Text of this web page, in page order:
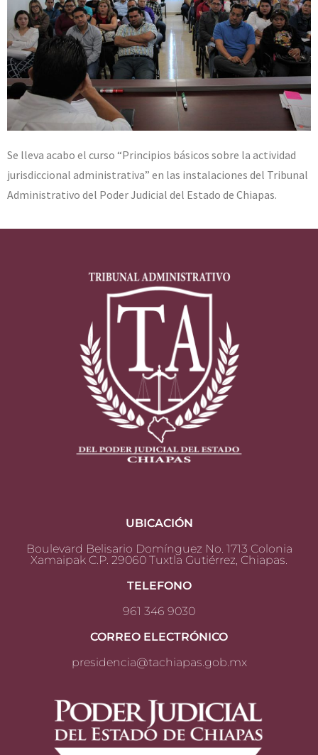
Se lleva acabo el curso “Principios básicos sobre la actividad
jurisdiccional administrativa” en las instalaciones del Tribunal
Administrativo del Poder Judicial del Estado de Chiapas.
UBICACIÓN
Boulevard Belisario Domínguez No. 1713 Colonia
Xamaipak C.P. 29060 Tuxtla Gutiérrez, Chiapas.
TELEFONO
961 346 9030
CORREO ELECTRÓNICO
presidencia@tachiapas.gob.mx